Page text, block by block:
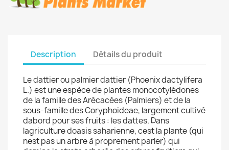
Description Détails du produit
Le dattier ou palmier dattier (Phoenix dactylifera
L.) est une espèce de plantes monocotylédones
de la famille des Arécacées (Palmiers) et de la
sous-famille des Coryphoideae, largement cultivé
dabord pour ses fruits : les dattes. Dans
lagriculture doasis saharienne, cest la plante (qui
nest pas un arbre à proprement parler) qui